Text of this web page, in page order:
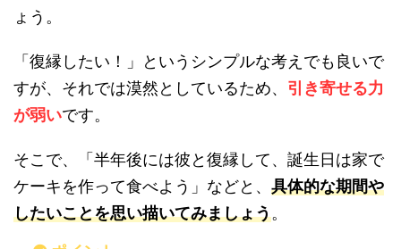
ょう。
「復縁したい！」というシンプルな考えでも良いで
すが、それでは漠然としているため、 引き寄せる力
が弱いです。
そこで、「半年後には彼と復縁して、誕生日は家で
ケーキを作って食べよう」などと、 具体的な期間や
したいことを思い描いてみましょう。